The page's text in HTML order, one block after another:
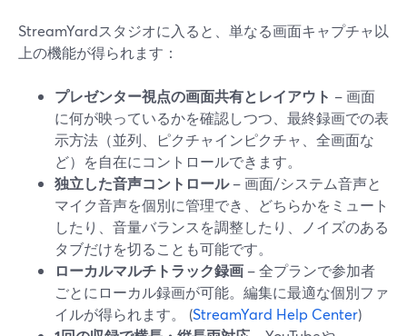
StreamYardスタジオに入ると、単なる画面キャプチャ以
上の機能が得られます：
プレゼンター視点の画面共有とレイアウト – 画面
に何が映っているかを確認しつつ、最終録画での表
示方法（並列、ピクチャインピクチャ、全画面な
ど）を自在にコントロールできます。
独立した音声コントロール– 画面/システム音声と
マイク音声を個別に管理でき、どちらかをミュート
したり、音量バランスを調整したり、ノイズのある
タブだけを切ることも可能です。
ローカルマルチトラック録画 – 全プランで参加者
ごとにローカル録画が可能。編集に最適な個別ファ
イルが得られます。 (StreamYard Help Center)